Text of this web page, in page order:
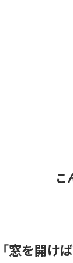
こ
窓を開け